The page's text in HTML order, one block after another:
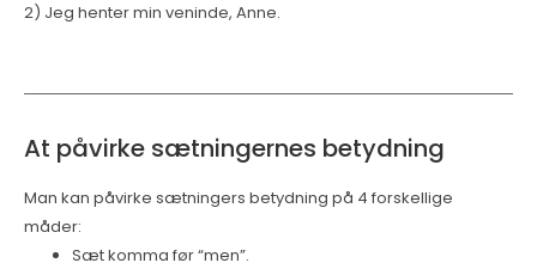
2) Jeg henter min veninde, Anne.
At påvirke sætningernes betydning
Man kan påvirke sætningers betydning på 4 forskellige
måder:
Sæt komma før “men”.